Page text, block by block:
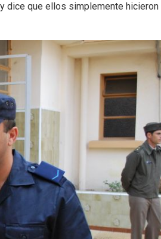
dice que ellos simplemente hicieron